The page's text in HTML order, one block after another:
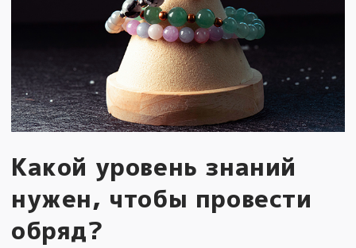
Какой уровень знаний
нужен, чтобы провести
обряд?